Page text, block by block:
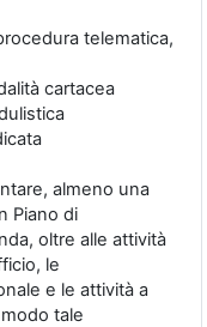
telematica,
cartacea
almeno una
Piano di
oltre alle attività
le
e le attività a
tale